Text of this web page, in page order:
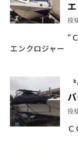
投
“
エンクロジャー
投